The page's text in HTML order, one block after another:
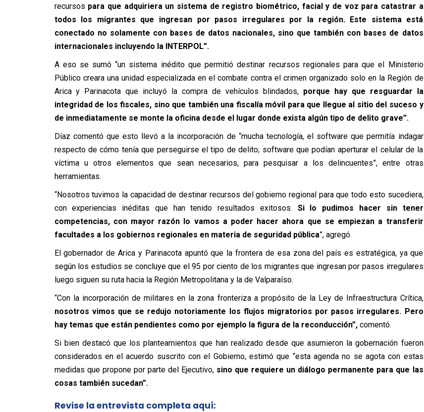
recursos para que adquiriera un sistema de registro biométrico, facial y de voz para catastrar a
todos los migrantes que ingresan por pasos irregulares por la región. Este sistema está
conectado no solamente con bases de datos nacionales, sino que también con bases de datos
internacionales incluyendo la INTERPOL”.
A eso se sumó “un sistema inédito que permitió destinar recursos regionales para que el Ministerio
Público creara una unidad especializada en el combate contra el crimen organizado solo en la Región de
Arica y Parinacota que incluyó la compra de vehículos blindados, porque hay que resguardar la
integridad de los fiscales, sino que también una fiscalía móvil para que llegue al sitio del suceso y
de inmediatamente se monte la oficina desde el lugar donde exista algún tipo de delito grave”.
Díaz comentó que esto llevó a la incorporación de “mucha tecnología, el software que permitía indagar
respecto de cómo tenía que perseguirse el tipo de delito; software que podían aperturar el celular de la
víctima u otros elementos que sean necesarios, para pesquisar a los delincuentes”, entre otras
herramientas.
“Nosotros tuvimos la capacidad de destinar recursos del gobierno regional para que todo esto sucediera,
con experiencias inéditas que han tenido resultados exitosos. Si lo pudimos hacer sin tener
competencias, con mayor razón lo vamos a poder hacer ahora que se empiezan a transferir
facultades a los gobiernos regionales en materia de seguridad pública”, agregó.
El gobernador de Arica y Parinacota apuntó que la frontera de esa zona del país es estratégica, ya que
según los estudios se concluye que el 95 por ciento de los migrantes que ingresan por pasos irregulares
luego siguen su ruta hacia la Región Metropolitana y la de Valparaíso.
“Con la incorporación de militares en la zona fronteriza a propósito de la Ley de Infraestructura Crítica,
nosotros vimos que se redujo notoriamente los flujos migratorios por pasos irregulares. Pero
hay temas que están pendientes como por ejemplo la figura de la reconducción”,comentó.
Si bien destacó que los planteamientos que han realizado desde que asumieron la gobernación fueron
considerados en el acuerdo suscrito con el Gobierno, estimó que “esta agenda no se agota con estas
medidas que propone por parte del Ejecutivo, sino que requiere un diálogo permanente para que las
cosas también sucedan”.
Revise la entrevista completa aquí: